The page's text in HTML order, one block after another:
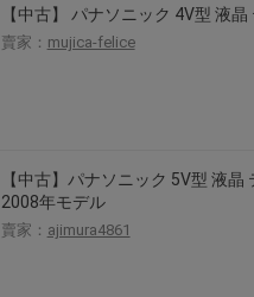
【中古】 パナソニック 4V型 液
賣家： mujica-felice
【中古】パナソニック 5V型 液
2008年モデル
賣家： ajimura4861